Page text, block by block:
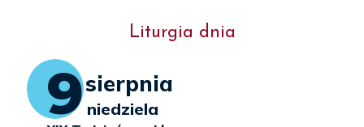
Liturgia dnia